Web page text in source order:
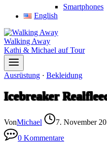
Smartphones
English
Walking Away
Kathi & Michael auf Tour
Ausrüstung · Bekleidung
Icebreaker
VonMichael 7. November
0 Kommentare